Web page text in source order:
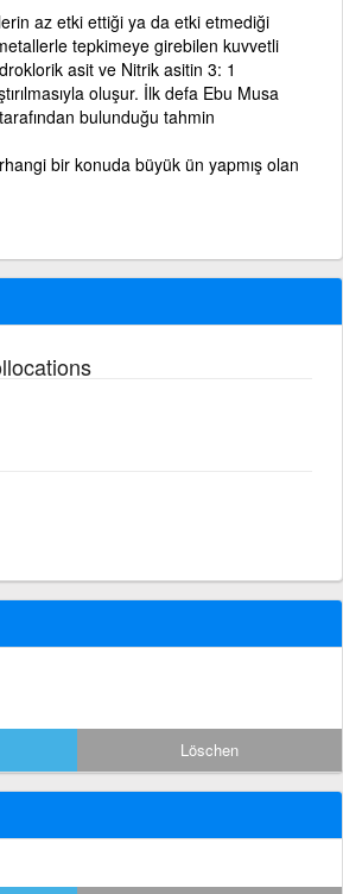
az etki ettiği ya da etki etmediği
tepkimeye girebilen kuvvetli
asit ve Nitrik asitin 3: 1
oluşur. İlk defa Ebu Musa
bulunduğu tahmin
bir konuda büyük ün yapmış olan
Löschen